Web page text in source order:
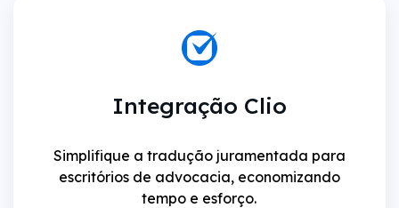
Integração Clio
Simplifique a tradução juramentada para
escritórios de advocacia, economizando
tempo e esforço.